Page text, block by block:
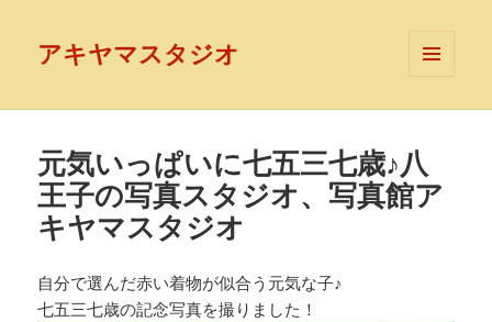
アキヤマスタジオ
ーとウ
ット
元気いっぱいに七五三七歳♪八
王子の写真スタジオ、写真館ア
キヤマスタジオ
自分で選んだ赤い着物が似合う元気な子♪
七五三七歳の記念写真を撮りました！